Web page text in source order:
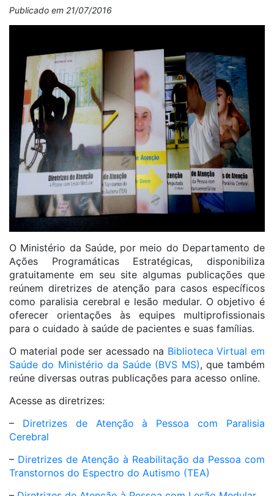
Publicado em 21/07/2016
O Ministério da Saúde, por meio do Departamento de
Ações Programáticas Estratégicas, disponibiliza
gratuitamente em seu site algumas publicações que
reúnem diretrizes de atenção para casos específicos
como paralisia cerebral e lesão medular. O objetivo é
oferecer orientações às equipes multiprofissionais
para o cuidado à saúde de pacientes e suas famílias.
O material pode ser acessado na Biblioteca Virtual em
Saúde do Ministério da Saúde (BVS MS), que também
reúne diversas outras publicações para acesso online.
Acesse as diretrizes:
– Diretrizes de Atenção à Pessoa com Paralisia
Cerebral
– Diretrizes de Atenção à Reabilitação da Pessoa com
Transtornos do Espectro do Autismo (TEA)